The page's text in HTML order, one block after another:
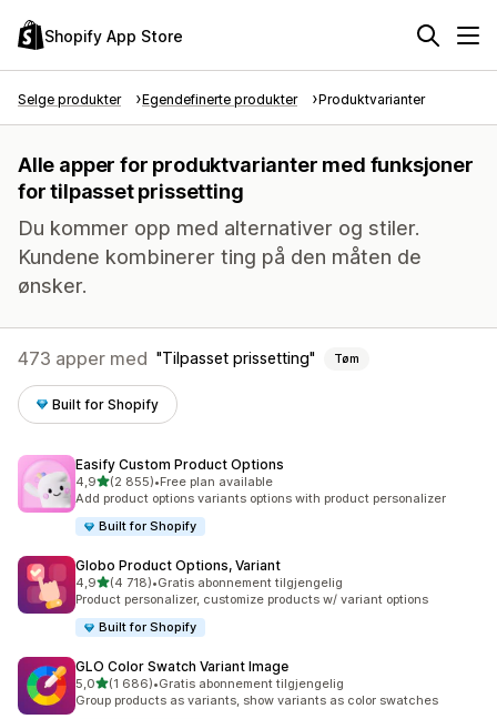
Shopify App Store
Selge produkter Egendefinerte produkter Produktvarianter
Alle apper for produktvarianter med funksjoner
for tilpasset prissetting
Du kommer opp med alternativer og stiler.
Kundene kombinerer ting på den måten de
ønsker.
473 apper med Tilpasset prissetting Tøm
Built for Shopify
Easify Custom Product Options
4,9av 5 stjerner
(2 855)
Totalt 2855 omtaler
•Free plan available
Add product options variants options with product personalizer
Built for Shopify
Globo Product Options, Variant
4,9av 5 stjerner
(4 718)
Totalt 4718 omtaler
•Gratis abonnement tilgjengelig
Product personalizer, customize products w/ variant options
Built for Shopify
GLO Color Swatch Variant Image
5,0av 5 stjerner
(1 686)
Totalt 1686 omtaler
•Gratis abonnement tilgjengelig
Group products as variants, show variants as color swatches